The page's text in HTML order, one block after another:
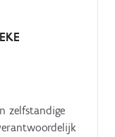
zelfstandige